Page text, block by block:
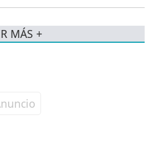
MÁS +